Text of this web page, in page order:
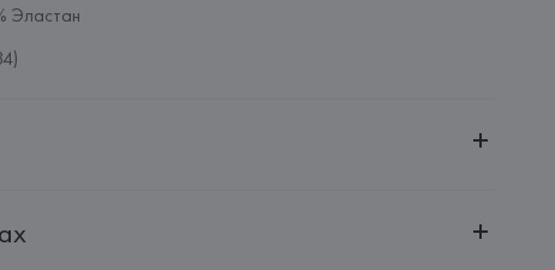
Эластан
220030, г. Минск, ул. Немига, 5, пом. 39